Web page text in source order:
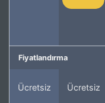
Fiyatlandırma
Ücretsiz Ücretsiz